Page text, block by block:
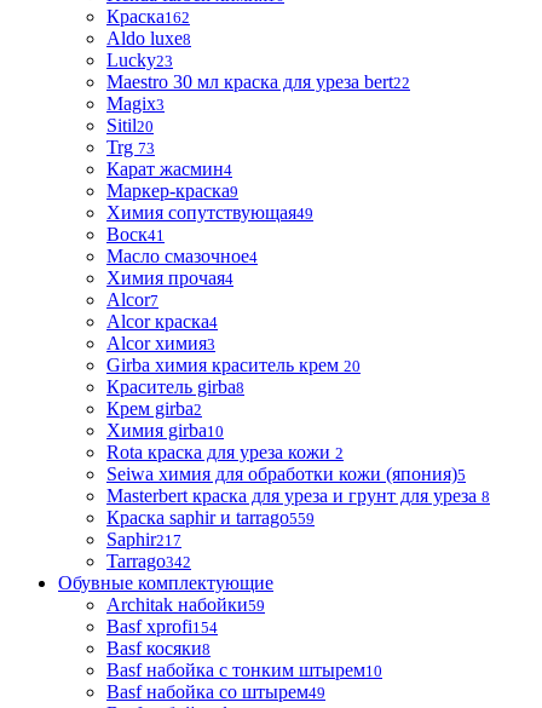
Краска162
Aldo luxe8
Lucky23
Maestro 30 мл краска для уреза bert22
Magix3
Sitil20
Trg 73
Карат жасмин4
Маркер-краска9
Химия сопутствующая49
Воск41
Масло смазочное4
Химия прочая4
Alcor7
Alcor краска4
Alcor химия3
Girba химия краситель крем 20
Краситель girba8
Крем girba2
Химия girba10
Rota краска для уреза кожи 2
Seiwa химия для обработки кожи (япония)5
Masterbert краска для уреза и грунт для уреза 8
Краска saphir и tarrago559
Saphir217
Tarrago342
Обувные комплектующие
Architak набойки59
Basf xprofi154
Basf косяки8
Basf набойка с тонким штырем10
Basf набойка со штырем49